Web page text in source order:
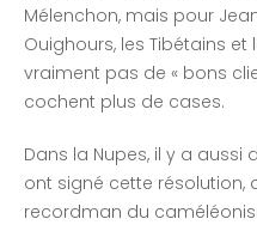
Mélenchon, mais pour
Ouighours, les Tibétains et
vraiment pas de « bons
cochent plus de cases.
Dans la Nupes, il y a aussi
ont signé cette résolution,
recordman du